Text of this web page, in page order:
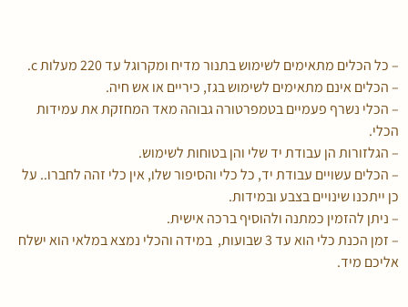
– כל הכלים מתאימים לשימוש בתנור מדיח ומקרוגל עד 220 מעלות c.
– הכלים אינם מתאימים לשימוש בגז, כיריים או אש חיה.
– הכלי נשרף פעמיים בטמפרטורה גבוהה מאד המחזקת את עמידות
הכלי.
– הגלזורות הן עבודת יד שלי והן בטוחות לשימוש.
– הכלים עשויים עבודת יד, כל כלי והסיפור שלו, אין כלי זהה לחברו.. על
כן ייתכנו שינויים בצבע ובמידות.
– ניתן להזמין כמתנה ולהוסיף ברכה אישית.
– זמן הכנת כלי הוא עד 3 שבועות, במידה והכלי נמצא במלאי הוא ישלח
אליכם מיד.